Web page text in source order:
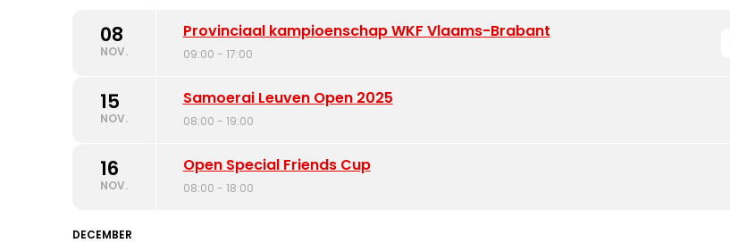
08
NOV.
Provinciaal kampioenschap WKF Vlaams-Brabant
09:00 - 17:00
15
NOV.
Samoerai Leuven Open 2025
08:00 - 19:00
16
NOV.
Open Special Friends Cup
08:00 - 18:00
DECEMBER